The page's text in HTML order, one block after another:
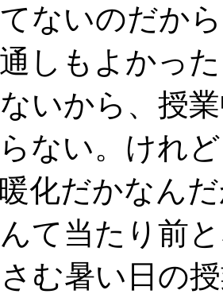
ないのだか
しもよかっ
いから、授
ない。けれ
化だかなん
て当たり前
む暑い日の